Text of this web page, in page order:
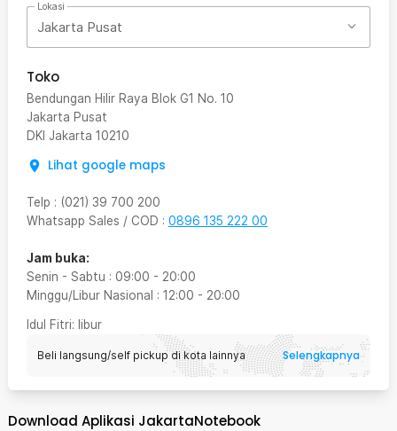
Lokasi
Jakarta Pusat
Toko
Bendungan Hilir Raya Blok G1 No. 10
Jakarta Pusat
DKI Jakarta 10210
Lihat google maps
Telp : (021) 39 700 200
Whatsapp Sales / COD : 0896 135 222 00
Jam buka:
Senin - Sabtu : 09:00 - 20:00
Minggu/Libur Nasional : 12:00 - 20:00
Idul Fitri: libur
Beli langsung/self pickup di kota lainnya Selengkapnya
Download Aplikasi JakartaNotebook